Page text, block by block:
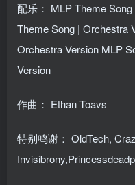
配乐： MLP Theme
Theme Song | Orchestra
Orchestra Version MLP
Version
作曲： Ethan Toavs
特别鸣谢： OldTech,